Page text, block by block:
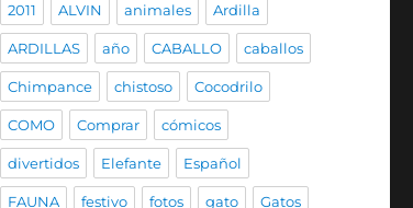
2011 ALVIN animales Ardilla
ARDILLAS año CABALLO caballos
Chimpance chistoso Cocodrilo
COMO Comprar cómicos
divertidos Elefante Español
FAUNA festivo fotos gato Gatos